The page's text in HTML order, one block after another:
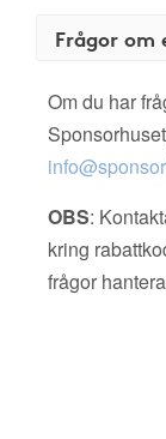
Frågor om
Om du har
OBS:
kring
frågor